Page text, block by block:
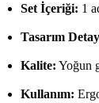
Set İçeriği: 1
Tasarım
Kalite: Yoğun
Kullanım: